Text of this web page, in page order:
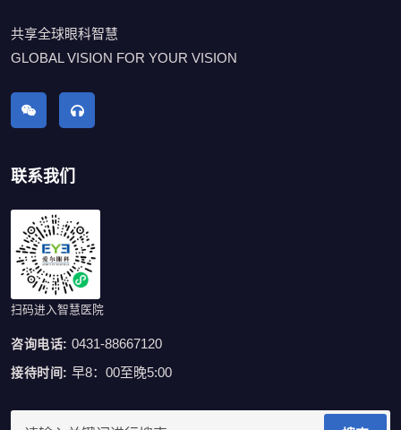
共享全球眼科智慧
GLOBAL VISION FOR YOUR VISION
联系我们
扫码进入智慧医院
咨询电话: 0431-88667120
接待时间: 早8：00至晚5:00